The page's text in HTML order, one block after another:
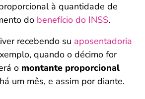
à quantidade de
do benefício do INSS.
recebendo su aposentadoria
quando o décimo for
o montante proporcional
há um mês, e assim por diante.